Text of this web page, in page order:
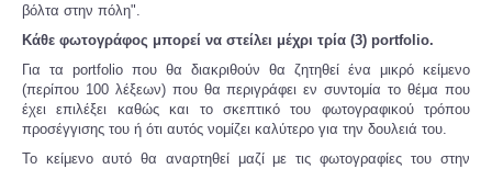
βόλτα στην πόλη".
Κάθε φωτογράφος μπορεί να στείλει μέχρι τρία (3) portfolio.
Για τα portfolio που θα διακριθούν θα ζητηθεί ένα μικρό κείμενο
(περίπου 100 λέξεων) που θα περιγράφει εν συντομία το θέμα που
έχει επιλέξει καθώς και το σκεπτικό του φωτογραφικού τρόπου
προσέγγισης του ή ότι αυτός νομίζει καλύτερο για την δουλειά του.
Το κείμενο αυτό θα αναρτηθεί μαζί με τις φωτογραφίες του στην